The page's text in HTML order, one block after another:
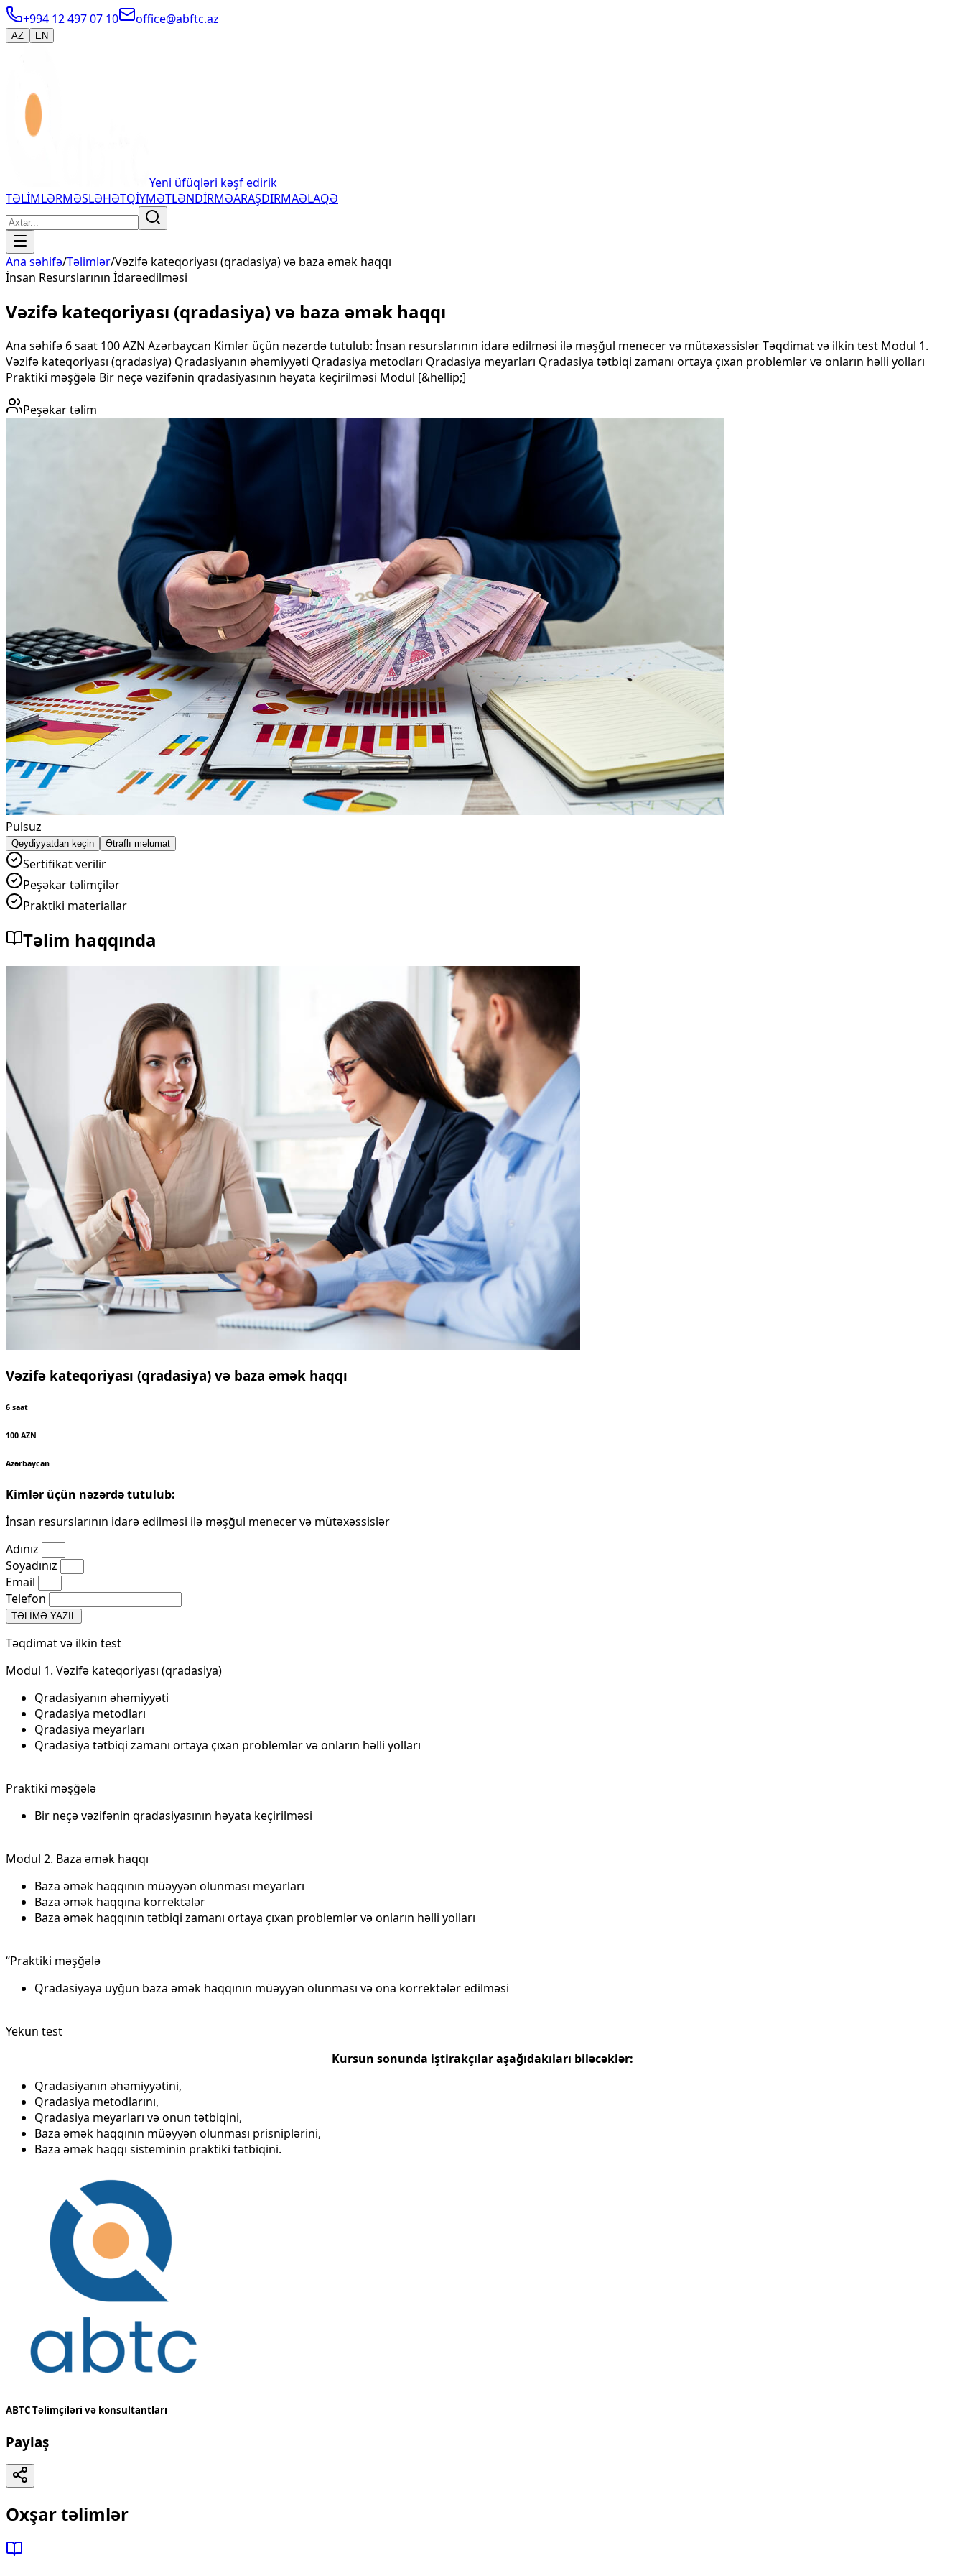
+994 12 497 07 10 office@abftc.az
AZ EN
Yeni üfüqləri kəşf edirik
TƏLİMLƏRMƏSLƏHƏTQİYMƏTLƏNDİRMƏARAŞDIRMAƏLAQƏ
Ana səhifə/Təlimlər/Vəzifə kateqoriyası (qradasiya) və baza əmək haqqı
İnsan Resurslarının İdarəedilməsi
Vəzifə kateqoriyası (qradasiya) və baza əmək haqqı
Ana səhifə 6 saat 100 AZN Azərbaycan Kimlər üçün nəzərdə tutulub: İnsan resurslarının idarə edilməsi ilə məşğul menecer və mütəxəssislər Təqdimat və ilkin test Modul 1.
Vəzifə kateqoriyası (qradasiya) Qradasiyanın əhəmiyyəti Qradasiya metodları Qradasiya meyarları Qradasiya tətbiqi zamanı ortaya çıxan problemlər və onların həlli yolları
Praktiki məşğələ Bir neçə vəzifənin qradasiyasının həyata keçirilməsi Modul [&hellip;]
Peşəkar təlim
Pulsuz
Qeydiyyatdan keçin Ətraflı məlumat
Sertifikat verilir
Peşəkar təlimçilər
Praktiki materiallar
Təlim haqqında
Vəzifə kateqoriyası (qradasiya) və baza əmək haqqı
6 saat
100 AZN
Azərbaycan
Kimlər üçün nəzərdə tutulub:
İnsan resurslarının idarə edilməsi ilə məşğul menecer və mütəxəssislər
Adınız
Soyadınız
Email
Telefon
TƏLİMƏ YAZIL
Təqdimat və ilkin test
Modul 1. Vəzifə kateqoriyası (qradasiya)
Qradasiyanın əhəmiyyəti
Qradasiya metodları
Qradasiya meyarları
Qradasiya tətbiqi zamanı ortaya çıxan problemlər və onların həlli yolları
Praktiki məşğələ
Bir neçə vəzifənin qradasiyasının həyata keçirilməsi
Modul 2. Baza əmək haqqı
Baza əmək haqqının müəyyən olunması meyarları
Baza əmək haqqına korrektələr
Baza əmək haqqının tətbiqi zamanı ortaya çıxan problemlər və onların həlli yolları
“Praktiki məşğələ
Qradasiyaya uyğun baza əmək haqqının müəyyən olunması və ona korrektələr edilməsi
Yekun test
Kursun sonunda iştirakçılar aşağıdakıları biləcəklər:
Qradasiyanın əhəmiyyətini,
Qradasiya metodlarını,
Qradasiya meyarları və onun tətbiqini,
Baza əmək haqqının müəyyən olunması prisniplərini,
Baza əmək haqqı sisteminin praktiki tətbiqini.
ABTC Təlimçiləri və konsultantları
Paylaş
Oxşar təlimlər